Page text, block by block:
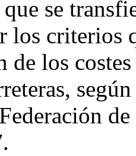
se
los criterios
los